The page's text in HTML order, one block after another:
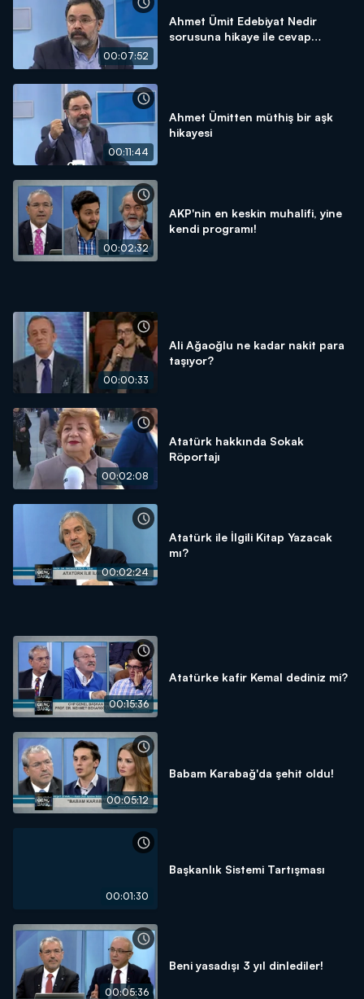
00:07:52
Ahmet Ümit Edebiyat Nedir
sorusuna hikaye ile cevap
00:11:44
Ahmet Ümitten müthiş bir aşk
hikayesi
00:02:32
AKP'nin en keskin muhalifi, yine
kendi programı!
00:00:33
Ali Ağaoğlu ne kadar nakit para
taşıyor?
00:02:08
Atatürk hakkında Sokak
Röportajı
00:02:24
Atatürk ile İlgili Kitap Yazacak
mı?
00:15:36
Atatürke kafir Kemal dediniz mi?
00:05:12
Babam Karabağ'da şehit oldu!
00:01:30
Başkanlık Sistemi Tartışması
00:05:36
Beni yasadışı 3 yıl dinlediler!